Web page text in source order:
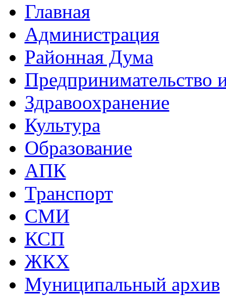
Главная
Администрация
Районная Дума
Предпринимательство
Здравоохранение
Культура
Образование
АПК
Транспорт
СМИ
КСП
ЖКХ
Муниципальный архив